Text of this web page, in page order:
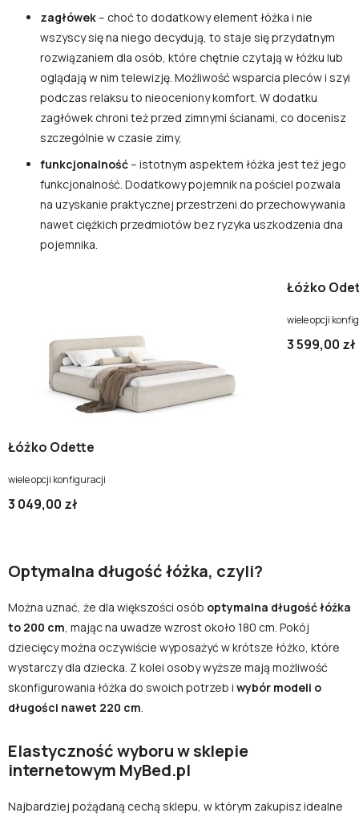
zagłówek– choć to dodatkowy element łóżka i nie
wszyscy się na niego decydują, to staje się przydatnym
rozwiązaniem dla osób, które chętnie czytają w łóżku lub
oglądają w nim telewizję. Możliwość wsparcia pleców i szyi
podczas relaksu to nieoceniony komfort. W dodatku
zagłówek chroni też przed zimnymi ścianami, co docenisz
szczególnie w czasie zimy,
funkcjonalność– istotnym aspektem łóżka jest też jego
funkcjonalność. Dodatkowy pojemnik na pościel pozwala
na uzyskanie praktycznej przestrzeni do przechowywania
nawet ciężkich przedmiotów bez ryzyka uszkodzenia dna
pojemnika.
Łóżko Odette
wiele opcji konfiguracji
3 049,00 zł
Łóżko
wiele opcji
3 599,00 zł
Optymalna długość łóżka, czyli?
Można uznać, że dla większości osób optymalna długość łóżka
to 200 cm, mając na uwadze wzrost około 180 cm. Pokój
dziecięcy można oczywiście wyposażyć w krótsze łóżko, które
wystarczy dla dziecka. Z kolei osoby wyższe mają możliwość
skonfigurowania łóżka do swoich potrzeb i wybór modeli o
długości nawet 220 cm.
Elastyczność wyboru w sklepie
internetowym MyBed.pl
Najbardziej pożądaną cechą sklepu, w którym zakupisz idealne